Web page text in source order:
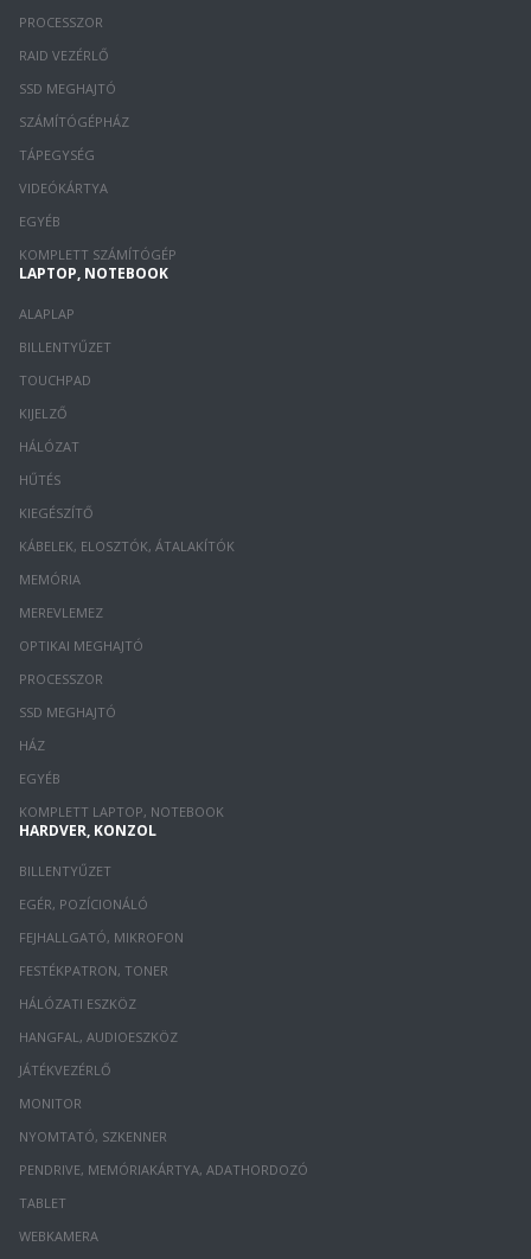
PROCESSZOR
RAID VEZÉRLŐ
SSD MEGHAJTÓ
SZÁMÍTÓGÉPHÁZ
TÁPEGYSÉG
VIDEÓKÁRTYA
EGYÉB
KOMPLETT SZÁMÍTÓGÉP
LAPTOP, NOTEBOOK
ALAPLAP
BILLENTYŰZET
TOUCHPAD
KIJELZŐ
HÁLÓZAT
HŰTÉS
KIEGÉSZÍTŐ
KÁBELEK, ELOSZTÓK, ÁTALAKÍTÓK
MEMÓRIA
MEREVLEMEZ
OPTIKAI MEGHAJTÓ
PROCESSZOR
SSD MEGHAJTÓ
HÁZ
EGYÉB
KOMPLETT LAPTOP, NOTEBOOK
HARDVER, KONZOL
BILLENTYŰZET
EGÉR, POZÍCIONÁLÓ
FEJHALLGATÓ, MIKROFON
FESTÉKPATRON, TONER
HÁLÓZATI ESZKÖZ
HANGFAL, AUDIOESZKÖZ
JÁTÉKVEZÉRLŐ
MONITOR
NYOMTATÓ, SZKENNER
PENDRIVE, MEMÓRIAKÁRTYA, ADATHORDOZÓ
TABLET
WEBKAMERA